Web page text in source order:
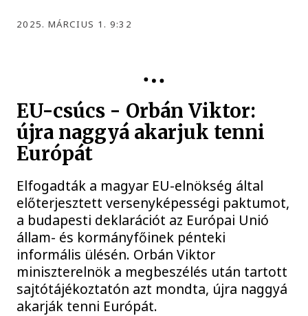
2025. MÁRCIUS 1. 9:32
EU-csúcs - Orbán Viktor:
újra naggyá akarjuk tenni
Európát
Elfogadták a magyar EU-elnökség által
előterjesztett versenyképességi paktumot,
a budapesti deklarációt az Európai Unió
állam- és kormányfőinek pénteki
informális ülésén. Orbán Viktor
miniszterelnök a megbeszélés után tartott
sajtótájékoztatón azt mondta, újra naggyá
akarják tenni Európát.